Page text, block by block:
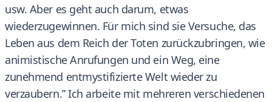
usw. Aber es geht auch darum, etwas
wiederzugewinnen. Für mich sind sie Versuche, das
Leben aus dem Reich der Toten zurückzubringen, wie
animistische Anrufungen und ein Weg, eine
zunehmend entmystifizierte Welt wieder zu
verzaubern.” Ich arbeite mit mehreren verschiedenen